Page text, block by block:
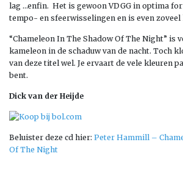
lag …enfin. Het is gewoon VDGG in optima
tempo- en sfeerwisselingen en is even zoveel
“Chameleon In The Shadow Of The Night” is
kameleon in de schaduw van de nacht. Toch
van deze titel wel. Je ervaart de vele kleuren
bent.
Dick van der Heijde
Beluister deze cd hier: Peter Hammill –
Of The Night